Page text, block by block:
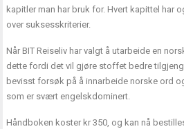
kapitler man har bruk for. Hvert kapittel har
over suksesskriterier.
Når BIT Reiseliv har valgt å utarbeide en
dette fordi det vil gjøre stoffet bedre
bevisst forsøk på å innarbeide norske ord
som er svært engelskdominert.
Håndboken koster kr 350, og kan nå